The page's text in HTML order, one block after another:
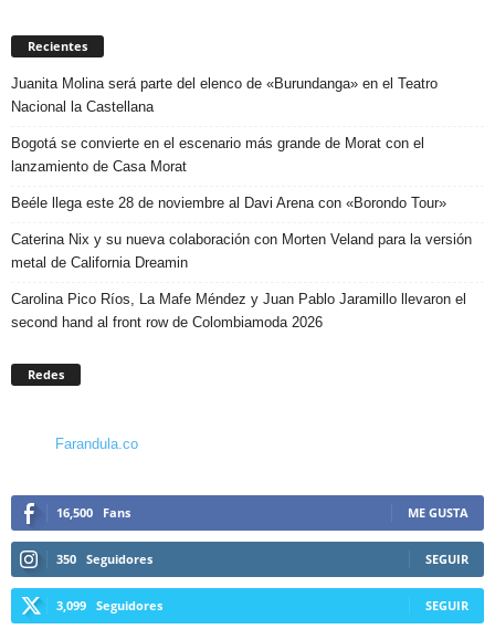
Recientes
Juanita Molina será parte del elenco de «Burundanga» en el Teatro
Nacional la Castellana
Bogotá se convierte en el escenario más grande de Morat con el
lanzamiento de Casa Morat
Beéle llega este 28 de noviembre al Davi Arena con «Borondo Tour»
Caterina Nix y su nueva colaboración con Morten Veland para la versión
metal de California Dreamin
Carolina Pico Ríos, La Mafe Méndez y Juan Pablo Jaramillo llevaron el
second hand al front row de Colombiamoda 2026
Redes
Farandula.co
16,500 Fans ME GUSTA
350 Seguidores SEGUIR
3,099 Seguidores SEGUIR